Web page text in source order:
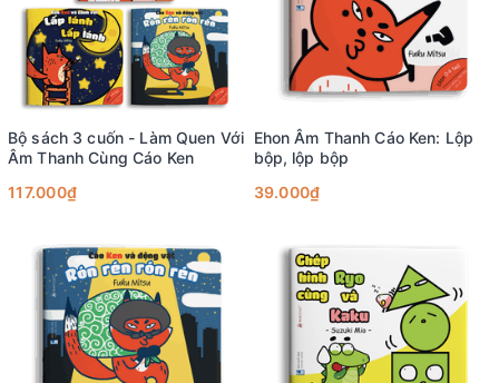
Bộ sách 3 cuốn - Làm Quen Với
Âm Thanh Cùng Cáo Ken
117.000₫
Ehon Âm Thanh Cáo Ken: Lộp
bộp, lộp bộp
39.000₫